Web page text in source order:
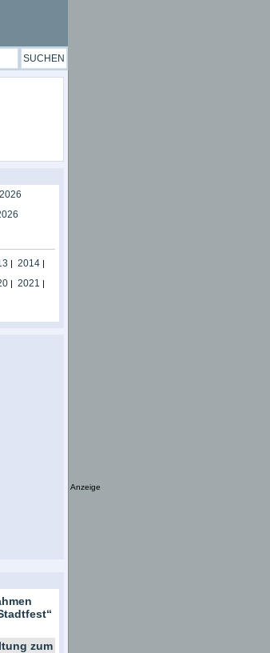
| 2014|
| 2021 |
zum
Anzeige